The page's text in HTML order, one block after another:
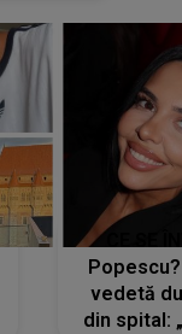
vedetă
din spital: